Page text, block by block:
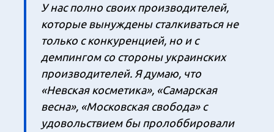
У нас полно своих производителей,
которые вынуждены сталкиваться не
только с конкуренцией, но и с
демпингом со стороны украинских
производителей. Я думаю, что
«Невская косметика», «Самарская
весна», «Московская свобода» с
удовольствием бы пролоббировали